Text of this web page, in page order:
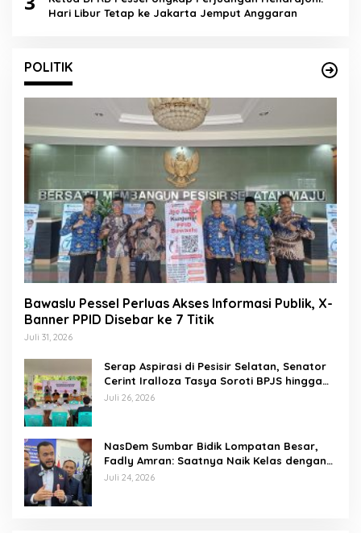
Hari Libur Tetap ke Jakarta Jemput Anggaran
POLITIK
Bawaslu Pessel Perluas Akses Informasi Publik, X-
Banner PPID Disebar ke 7 Titik
Juli 31, 2026
Serap Aspirasi di Pesisir Selatan, Senator
Cerint Iralloza Tasya Soroti BPJS hingga
Kurikulum Merdeka
Juli 26, 2026
NasDem Sumbar Bidik Lompatan Besar,
Fadly Amran: Saatnya Naik Kelas dengan
Kader Berkualitas
Juli 24, 2026